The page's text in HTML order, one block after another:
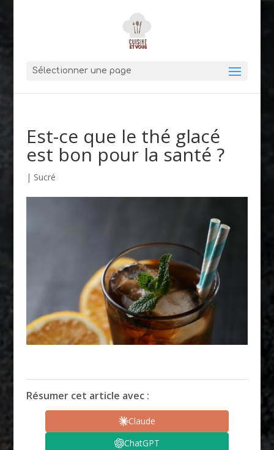
Sélectionner une page
Est-ce que le thé glacé
est bon pour la santé ?
| Sucré
Résumer cet article avec :
Claude
ChatGPT